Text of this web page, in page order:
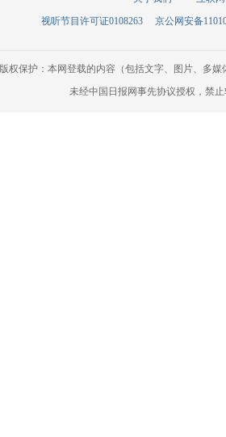
视听节目许可证0108263
京公网安备
版权保护：本网登载的内容（包括文字、图片、多
未经中国日报网事先协议授权，禁止